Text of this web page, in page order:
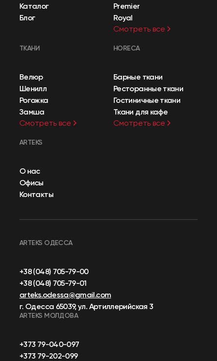
Каталог
Блог
Premier
Royal
Смотреть все
ТКАНИ
Велюр
Шенилл
Рогожка
Замша
Смотреть все
HORECA
Барные ткани
Ресторанные ткани
Гостиничные ткани
Ткани для кафе
Смотреть все
ARTEKS
О нас
Офисы
Контакты
ARTEKS ОДЕССА
+38 (048) 705-79-00
+38 (048) 705-79-01
arteks.odessa@gmail.com
г. Одесса 65039, ул. Артиллерийская 3
ARTEKS МОЛДОВА
+373 79-040-097
+373 79-202-099